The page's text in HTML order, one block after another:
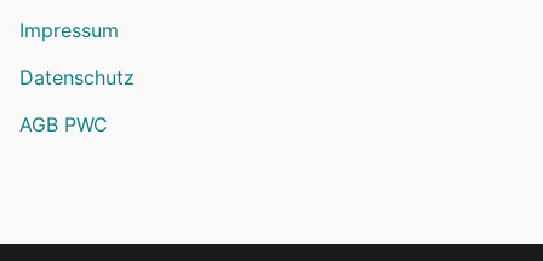
Impressum
Datenschutz
AGB PWC